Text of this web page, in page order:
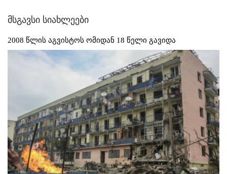
მსგავსი სიახლეები
2008 წლის აგვისტოს ომიდან 18 წელი გავიდა